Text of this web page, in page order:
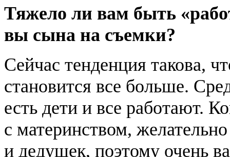
Тяжело ли вам быть
вы сына на съемки?
Сейчас тенденция такова,
становится все больше.
есть дети и все работают.
с материнством,
и дедушек, поэтому очень